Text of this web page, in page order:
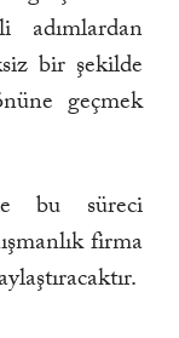
adımlardan
bir şekilde
geçmek
bu süreci
firma